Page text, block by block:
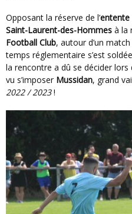
Opposant la réserve de l’entente
Saint-Laurent-des-Hommes à la
Football Club, autour d’un
temps réglementaire s’est
la rencontre a dû se décider lors
vu s’imposer Mussidan, grand
2022 / 2023!